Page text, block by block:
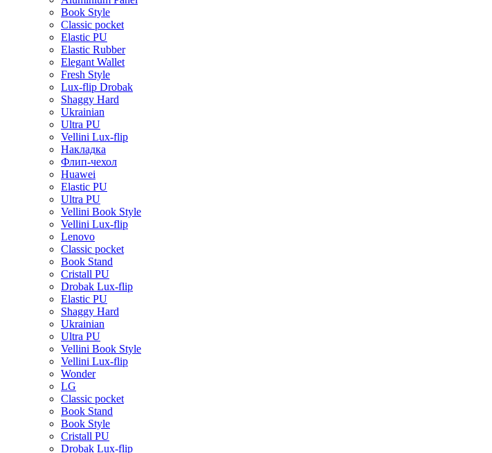
Book Style
Classic pocket
Elastic PU
Elastic Rubber
Elegant Wallet
Fresh Style
Lux-flip Drobak
Shaggy Hard
Ukrainian
Ultra PU
Vellini Lux-flip
Накладка
Флип-чехол
Huawei
Elastic PU
Ultra PU
Vellini Book Style
Vellini Lux-flip
Lenovo
Classic pocket
Book Stand
Cristall PU
Drobak Lux-flip
Elastic PU
Shaggy Hard
Ukrainian
Ultra PU
Vellini Book Style
Vellini Lux-flip
Wonder
LG
Classic pocket
Book Stand
Book Style
Cristall PU
Drobak Lux-flip